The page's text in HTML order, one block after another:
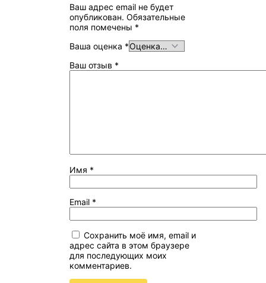
Ваш адрес email не будет
опубликован. Обязательные
поля помечены *
Ваша оценка *
Ваш отзыв *
Имя *
Email *
Сохранить моё имя, email и
адрес сайта в этом браузере
для последующих моих
комментариев.